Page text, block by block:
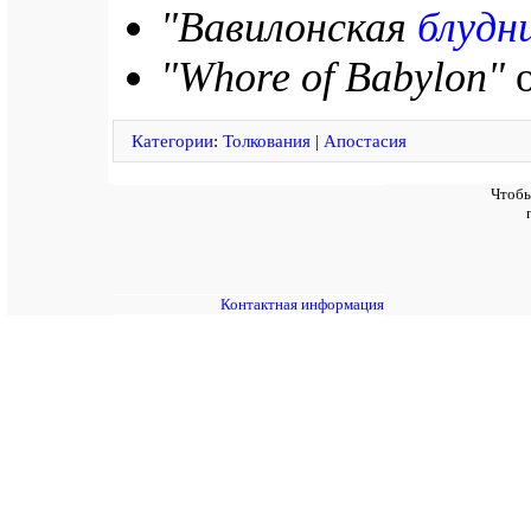
"Вавилонская
"Whore of Babylon"
Категории: Толкования| Апостасия
Контактная информация